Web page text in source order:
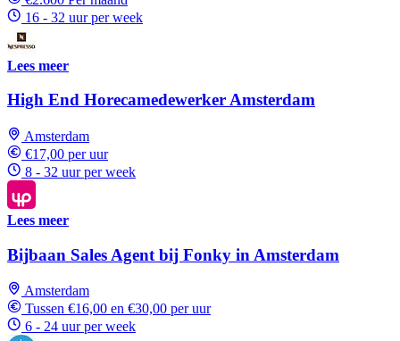
16 - 32 uur per week
Lees meer
High End Horecamedewerker Amsterdam
Amsterdam
€17,00 per uur
8 - 32 uur per week
Lees meer
Bijbaan Sales Agent bij Fonky in Amsterdam
Amsterdam
Tussen €16,00 en €30,00 per uur
6 - 24 uur per week